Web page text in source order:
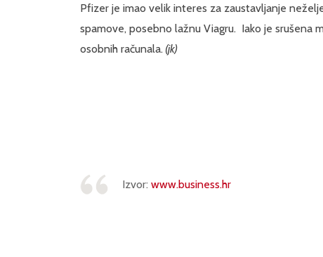
Pfizer je imao velik interes za zaustavljanje
spamove, posebno lažnu Viagru. Iako je srušena
osobnih računala. (jk)
Izvor: www.business.hr